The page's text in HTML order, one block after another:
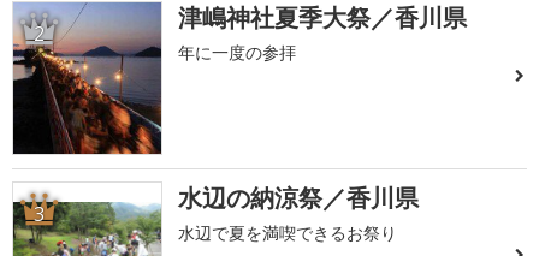
2 津嶋神社夏季大祭／香川県
年に一度の参拝
3 水辺の納涼祭／香川県
水辺で夏を満喫できるお祭り